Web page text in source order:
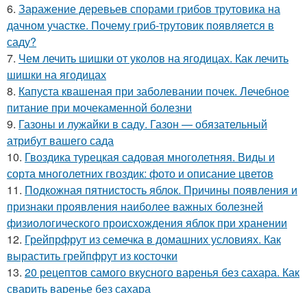
6. Заражение деревьев спорами грибов трутовика на
дачном участке. Почему гриб-трутовик появляется в
саду?
7. Чем лечить шишки от уколов на ягодицах. Как лечить
шишки на ягодицах
8. Капуста квашеная при заболевании почек. Лечебное
питание при мочекаменной болезни
9. Газоны и лужайки в саду. Газон — обязательный
атрибут вашего сада
10. Гвоздика турецкая садовая многолетняя. Виды и
сорта многолетних гвоздик: фото и описание цветов
11. Подкожная пятнистость яблок. Причины появления и
признаки проявления наиболее важных болезней
физиологического происхождения яблок при хранении
12. Грейпрфрут из семечка в домашних условиях. Как
вырастить грейпфрут из косточки
13. 20 рецептов самого вкусного варенья без сахара. Как
сварить варенье без сахара